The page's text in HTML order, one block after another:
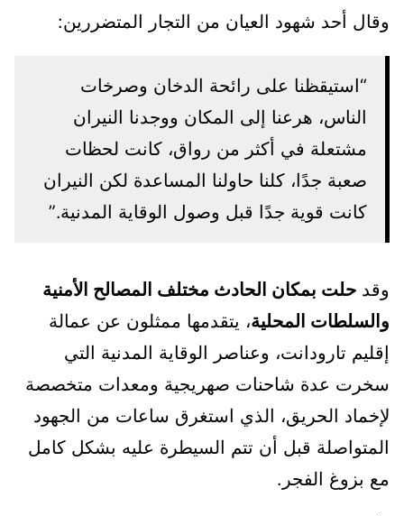
وقال أحد شهود العيان من التجار المتضررين:
“استيقظنا على رائحة الدخان وصرخات
الناس، هرعنا إلى المكان ووجدنا النيران
مشتعلة في أكثر من رواق، كانت لحظات
صعبة جدًا، كلنا حاولنا المساعدة لكن النيران
كانت قوية جدًا قبل وصول الوقاية المدنية.”
وقد حلت بمكان الحادث مختلف المصالح الأمنية
والسلطات المحلية، يتقدمها ممثلون عن عمالة
إقليم تارودانت، وعناصر الوقاية المدنية التي
سخرت عدة شاحنات صهريجية ومعدات متخصصة
لإخماد الحريق، الذي استغرق ساعات من الجهود
المتواصلة قبل أن تتم السيطرة عليه بشكل كامل
مع بزوغ الفجر.